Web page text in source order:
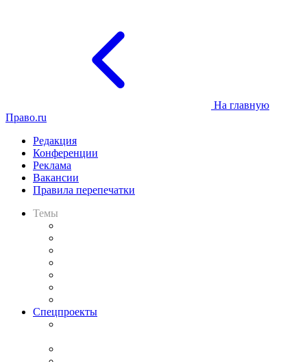
На главную
Право.ru
Редакция
Конференции
Реклама
Вакансии
Правила перепечатки
Темы
Спецпроекты